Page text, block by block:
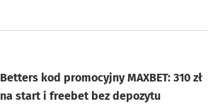
Betters kod promocyjny MAXBET: 310 zł
na start i freebet bez depozytu